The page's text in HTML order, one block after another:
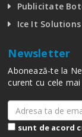
Publicitate
Ice It Solutions
Newsletter
Abonează-te la
curent cu cele
sunt de acord